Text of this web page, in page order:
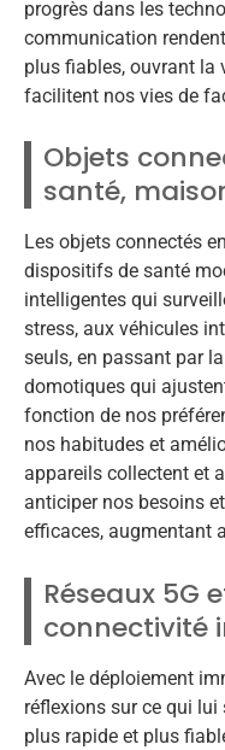
progrès dans les
communication
plus fiables, ouvrant la
facilitent nos vies de
Objets
santé,
Les objets connectés
dispositifs de santé
intelligentes qui
stress, aux véhicules
seuls, en passant par
domotiques qui
fonction de nos
nos habitudes et
appareils collectent et
anticiper nos besoins
efficaces, augmentant
Réseaux 5G
connectivité
Avec le déploiement
réflexions sur ce qui
plus rapide et plus